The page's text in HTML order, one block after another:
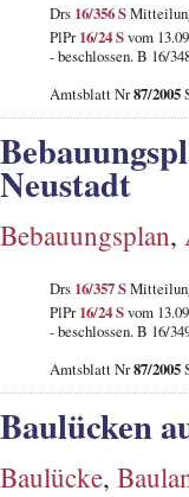
Drs 16/356 S
PlPr16/24 Svom
- beschlossen. B 16/
Amtsblatt Nr87/2005
Neustadt
Bebauungsplan,
Drs 16/357 S
PlPr16/24 Svom
- beschlossen. B 16/
Amtsblatt Nr87/2005
Baulücken
Baulücke,